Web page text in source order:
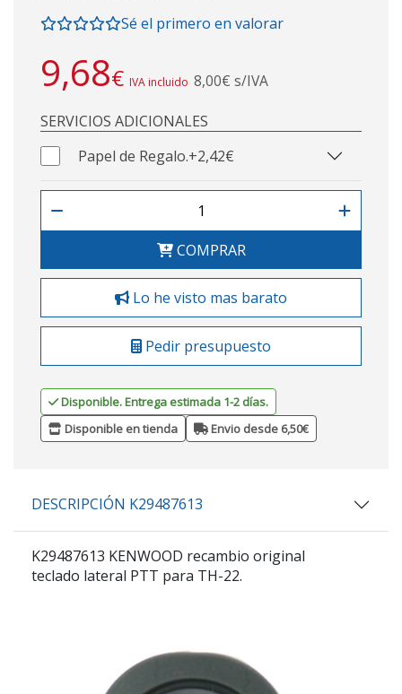
Sé el primero en valorar
9,68€ IVA incluido 8,00€ s/IVA
SERVICIOS ADICIONALES
Papel de Regalo.+2,42€
COMPRAR
Lo he visto mas barato
Pedir presupuesto
Disponible. Entrega estimada 1-2 días.
Disponible en tienda
Envio desde 6,50€
DESCRIPCIÓN K29487613
K29487613 KENWOOD recambio original
teclado lateral PTT para TH-22.